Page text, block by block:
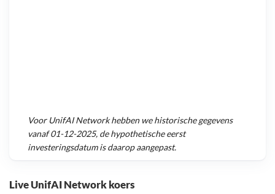
Live UnifAI Network koers
Voor UnifAI Networkhebben we historische gegevens
vanaf01-12-2025, de hypothetische eerst
investeringsdatum is daarop aangepast.